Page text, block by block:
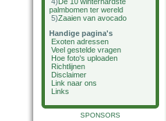
palmbomen ter wereld
5)Zaaien van avocado
Handige pagina's
Exoten adressen
Veel gestelde vragen
Hoe foto's uploaden
Richtlijnen
Disclaimer
Link naar ons
Links
SPONSORS